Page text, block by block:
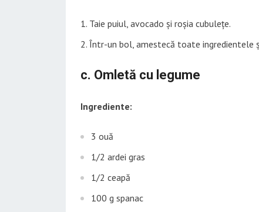
Taie puiul, avocado și roșia cubulețe.
Într-un bol, amestecă toate ingredientele
c. Omletă cu legume
Ingrediente:
3 ouă
1/2 ardei gras
1/2 ceapă
100 g spanac